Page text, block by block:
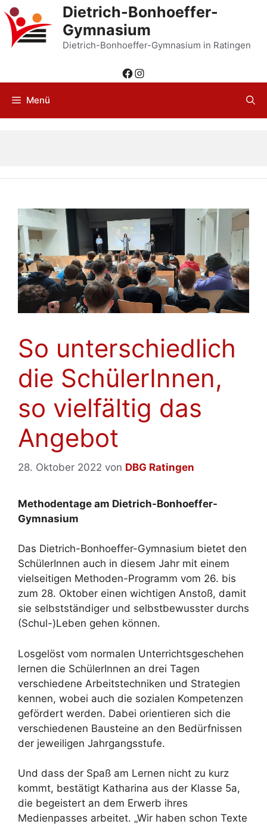
Zum
Inhalt
springen
Dietrich-Bonhoeffer-
Gymnasium
Dietrich-Bonhoeffer-Gymnasium in Ratingen
Facebook
Instagram
Menü
So unterschiedlich
die SchülerInnen,
so vielfältig das
Angebot
28. Oktober 2022 von DBG Ratingen
Methodentage am Dietrich-Bonhoeffer-
Gymnasium
Das Dietrich-Bonhoeffer-Gymnasium bietet den
SchülerInnen auch in diesem Jahr mit einem
vielseitigen Methoden-Programm vom 26. bis
zum 28. Oktober einen wichtigen Anstoß, damit
sie selbstständiger und selbstbewusster durchs
(Schul-)Leben gehen können.
Losgelöst vom normalen Unterrichtsgeschehen
lernen die SchülerInnen an drei Tagen
verschiedene Arbeitstechniken und Strategien
kennen, wobei auch die sozialen Kompetenzen
gefördert werden. Dabei orientieren sich die
verschiedenen Bausteine an den Bedürfnissen
der jeweiligen Jahrgangsstufe.
Und dass der Spaß am Lernen nicht zu kurz
kommt, bestätigt Katharina aus der Klasse 5a,
die begeistert an dem Erwerb ihres
Medienpasses arbeitet. „Wir haben schon Texte